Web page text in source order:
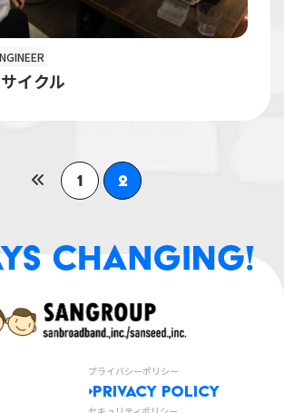
イクル
1 2
プライバシーポリシー
PRIVACY POLICY